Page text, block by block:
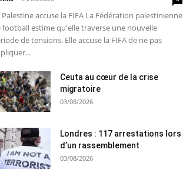
Palestine accuse la FIFA La Fédération palestinienne
football estime qu'elle traverse une nouvelle
de tensions. Elle accuse la FIFA de ne pas
Ceuta au cœur de la crise
migratoire
03/08/2026
Londres : 117 arrestations lors
d’un rassemblement
03/08/2026